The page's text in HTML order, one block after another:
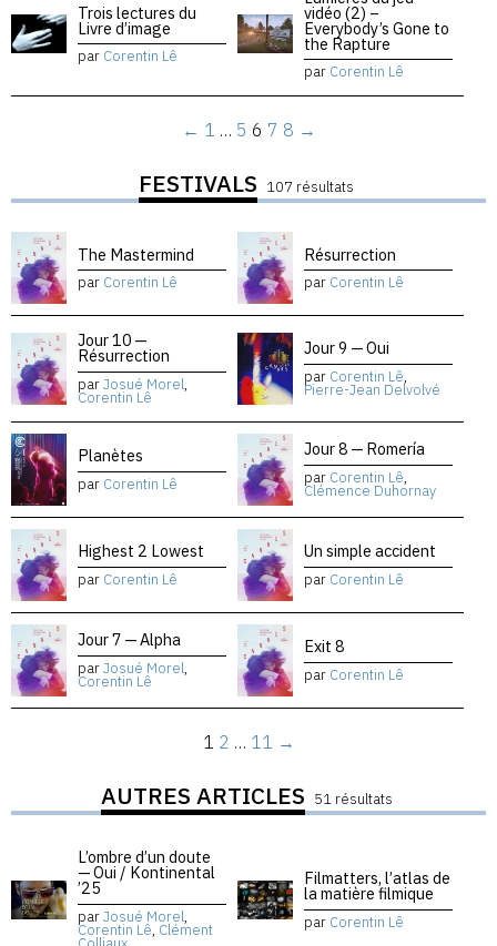
Trois lectures du
Livre d’image
par Corentin Lê
vidéo (2) –
Everybody’s Gone to
the Rapture
par Corentin Lê
← 1 … 5 6 7 8 →
FESTIVALS 107 résultats
The Mastermind
par Corentin Lê
Résurrection
par Corentin Lê
Jour 10 —
Résurrection
parJosué Morel,
Corentin Lê
Jour 9 — Oui
par Corentin Lê,
Pierre-Jean Delvolvé
Planètes
par Corentin Lê
Jour 8 — Romería
par Corentin Lê,
Clémence Duhornay
Highest 2 Lowest
par Corentin Lê
Un simple accident
par Corentin Lê
Jour 7 — Alpha
parJosué Morel,
Corentin Lê
Exit 8
par Corentin Lê
1 2 … 11 →
AUTRES ARTICLES 51 résultats
L’ombre d’un doute
— Oui / Kontinental
’25
parJosué Morel,
Corentin Lê, Clément
Filmatters, l’atlas de
la matière filmique
par Corentin Lê